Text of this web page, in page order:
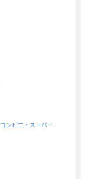
コンビ二・スーパー